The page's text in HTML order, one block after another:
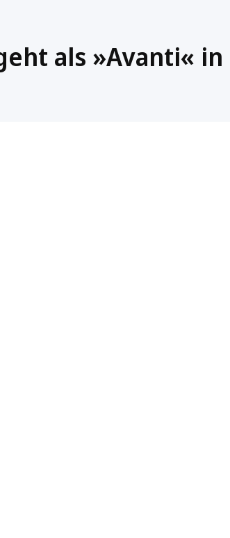
als »Avanti«